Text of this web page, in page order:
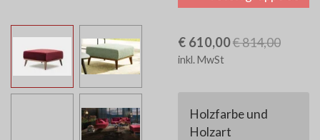
€ 610,00€ 814,00
inkl. MwSt
Holzfarbe und
Holzart